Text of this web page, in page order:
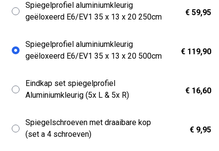
Spiegelprofiel aluminiumkleurig
geëloxeerd E6/EV1 35 x 13 x 20 250cm
€ 59,95
Spiegelprofiel aluminiumkleurig
geëloxeerd E6/EV1 35 x 13 x 20 500cm
€ 119,90
Eindkap set spiegelprofiel
Aluminiumkleurig (5x L & 5x R)
€ 16,60
Spiegelschroeven met draaibare kop
(set a 4 schroeven)
€ 9,95